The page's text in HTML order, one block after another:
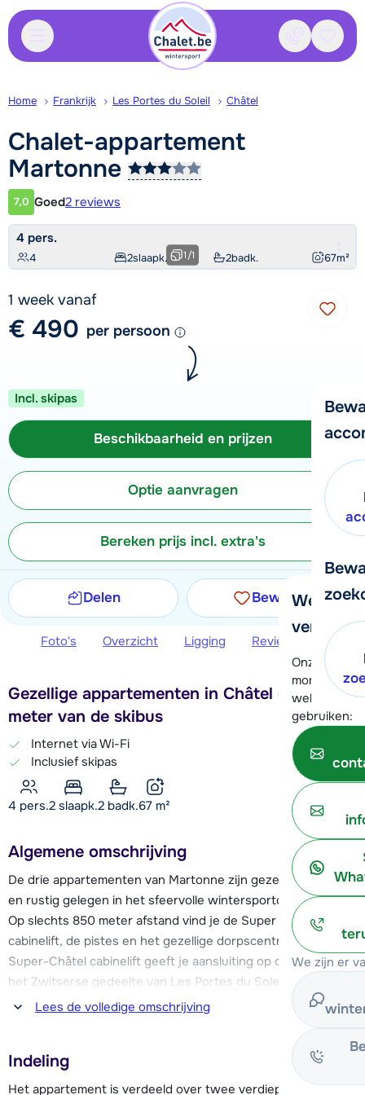
Contact
We
verder!
Onze
moment
wel alvast
gebruiken:
We zijn er
Home Frankrijk Les Portes du Soleil Châtel
Chalet-appartement
Martonne
Klantwaardering
7,0 Goed2 reviews
4 pers.
4 2slaapk. 2badk. 67m²
1/1
1 week vanaf
€ 490 per persoon
Incl. skipas
Beschikbaarheid en prijzen
Optie aanvragen
Bereken prijs incl. extra's
Delen Bewaren
Foto's Overzicht Ligging Reviews
Gezellige appartementen in Châtel op 200
meter van de skibus
Internet via Wi-Fi
Inclusief skipas
4 pers.2 slaapk.2 badk.67 m²
Algemene omschrijving
De drie appartementen van Martonne zijn gezellig ingericht
en rustig gelegen in het sfeervolle wintersportdorp Châtel.
Op slechts 850 meter afstand vind je de Super Châtel
cabinelift, de pistes en het gezellige dorpscentrum. De
Super-Châtel cabinelift geeft je aansluiting op de pistes in
het Zwitserse gedeelte van Les Portes du Soleil. Je kunt er
ook voor kiezen om vanuit het centrum de skibus naar de
Linga stoeltjeslift of Pré-la-Joux stoeltjeslift te nemen. Beide
skiliften brengen je in de richting van Avoriaz/Morzine. De
skibushalte ligt op 200 meter van het appartement. Deze
bus rijdt meerdere keren in de ochtend en de middag en
Lees de volledige omschrijving
Indeling
Het appartement is verdeeld over twee verdiepingen.